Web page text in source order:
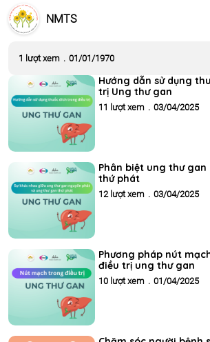
NMTS
1 lượt xem . 01/01/1970
Hướng dẫn sử dụng
trị Ung thư gan
11 lượt xem . 03/04/2025
Phân biệt ung thư
thứ phát
12 lượt xem . 03/04/2025
Phương pháp nút
điều trị ung thư gan
10 lượt xem . 01/04/2025